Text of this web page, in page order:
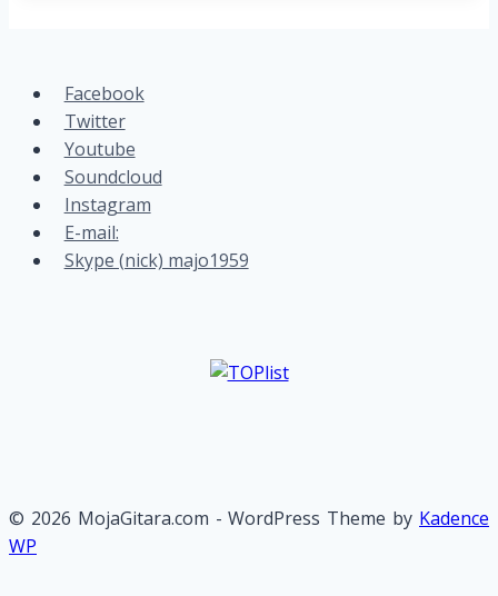
Facebook
Twitter
Youtube
Soundcloud
Instagram
E-mail:
Skype (nick) majo1959
© 2026 MojaGitara.com - WordPress Theme by Kadence
WP